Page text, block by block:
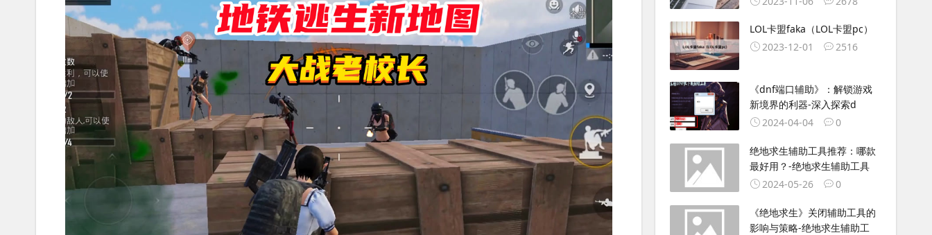
LOL卡盟faka（LOL卡盟pc）
2023-12-01
2516
《dnf端口辅助》：解锁游戏
新境界的利器-深入探索d
2024-04-04
0
绝地求生辅助工具推荐：哪款
最好用？-绝地求生辅助工具
2024-05-26
0
《绝地求生》关闭辅助工具的
影响与策略-绝地求生辅助工